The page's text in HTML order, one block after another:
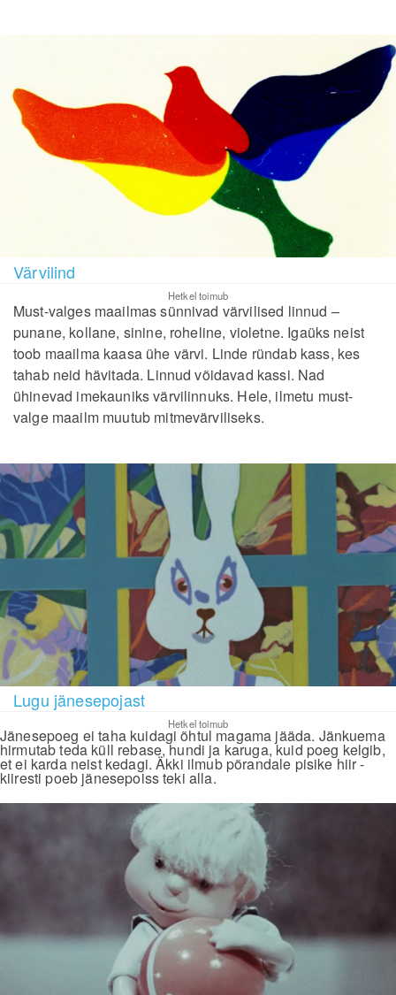
Värvilind
Hetkel toimub
Must-valges maailmas sünnivad värvilised linnud –
punane, kollane, sinine, roheline, violetne. Igaüks neist
toob maailma kaasa ühe värvi. Linde ründab kass, kes
tahab neid hävitada. Linnud võidavad kassi. Nad
ühinevad imekauniks värvilinnuks. Hele, ilmetu must-
valge maailm muutub mitmevärviliseks.
Lugu jänesepojast
Hetkel toimub
Jänesepoeg ei taha kuidagi õhtul magama jääda. Jänkuema
hirmutab teda küll rebase, hundi ja karuga, kuid poeg kelgib,
et ei karda neist kedagi. Äkki ilmub põrandale pisike hiir -
kiiresti poeb jänesepoiss teki alla.